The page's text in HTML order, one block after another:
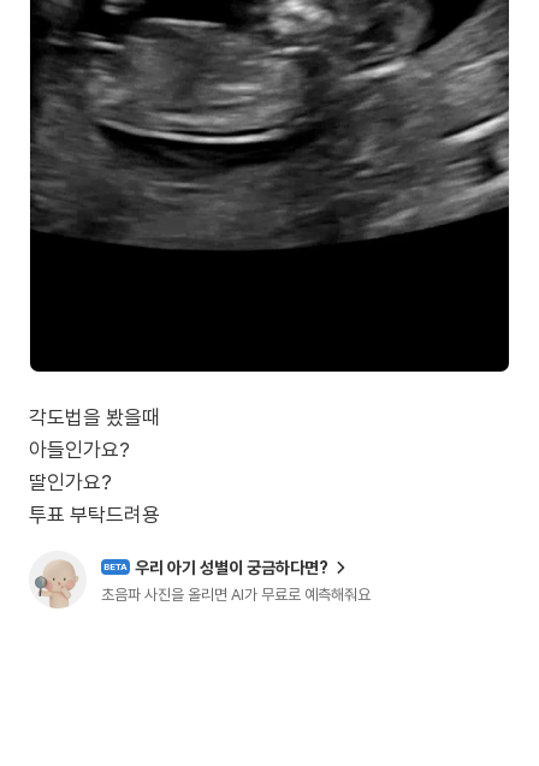
각도법을 봤을때
아들인가요?
딸인가요?
BETA 우리 아기 성별이 궁금하다면?
초음파 사진을 올리면 AI가 무료로 예측해줘요